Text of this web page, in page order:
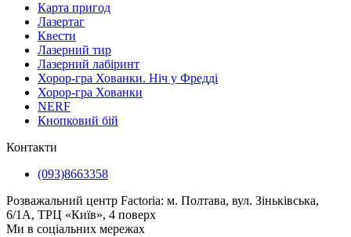
Карта пригод
Лазертаг
Квести
Лазерний тир
Лазерний лабіринт
Хорор-гра Хованки. Ніч у Фредді
Хорор-гра Хованки
NERF
Кнопковий бій
Контакти
(093)8663358
Розважальний центр Factoria: м. Полтава, вул. Зіньківська,
6/1А, ТРЦ «Київ», 4 поверх
Ми в соціальних мережах